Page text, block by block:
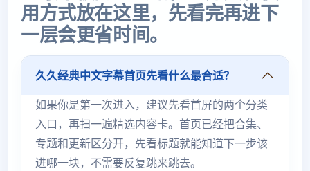
用方式放在这里，先看完再进下
一层会更省时间。
久久经典中文字幕首页先看什么最合适？
如果你是第一次进入，建议先看首屏的两个分类
入口，再扫一遍精选内容卡。首页已经把合集、
专题和更新区分开，先看标题就能知道下一步该
进哪一块，不需要反复跳来跳去。